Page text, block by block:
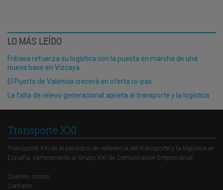
LO MÁS LEÍDO
Fribasa refuerza su logística con la puesta en marcha de una
nueva base en Vizcaya
El Puerto de Valencia crecerá en oferta ro-pax
La falta de relevo generacional aprieta al transporte y la logística
Transporte XXI
Transporte XXI es el periódico de referencia del transporte y la logística en
España, perteneciente al Grupo XXI de Comunicación Empresarial.
Quienes somos
Contacto